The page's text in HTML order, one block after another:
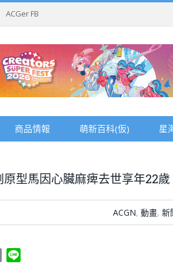
ACGer FB
商品情報 萌新百科(仮) 星
型馬因心臟麻痺去世享年22歲
ACGN, 動畫, 新
Copy